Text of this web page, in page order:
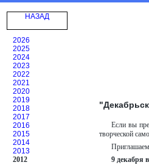
НАЗАД
2026
2025
2024
2023
2022
2021
2020
2019
2018
2017
2016
2015
2014
2013
2012
Если вы
творческой
9 декабря